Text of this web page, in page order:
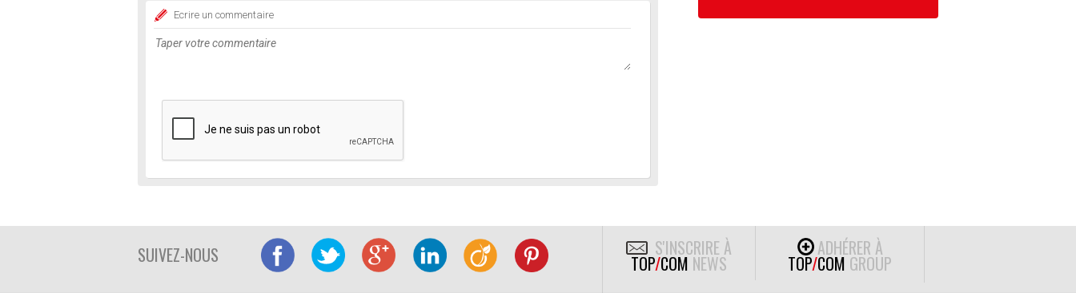
Ecrire un commentaire
SUIVEZ-NOUS S'INSCRIRE À
TOP/COM NEWS
ADHÉRER À
TOP/COM GROUP